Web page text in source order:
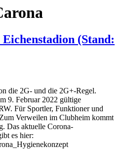
(Stand:
die 2G- und die 2G+-Regel.
9. Februar 2022 gültige
Für Sportler, Funktioner und
Verweilen im Clubheim kommt
Das aktuelle Corona-
es hier: